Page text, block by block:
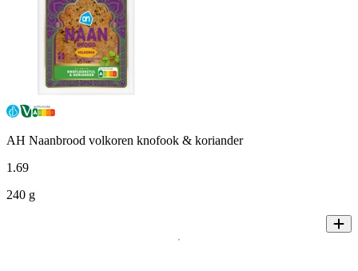
AH Naanbrood volkoren knofook & koriander
1 .69
240 g